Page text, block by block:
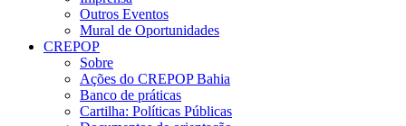
Outros Eventos
Mural de Oportunidades
CREPOP
Sobre
Ações do CREPOP Bahia
Banco de práticas
Cartilha: Políticas Públicas